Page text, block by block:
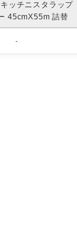
キッチニスタラップ
45cmX55m 詰替
-